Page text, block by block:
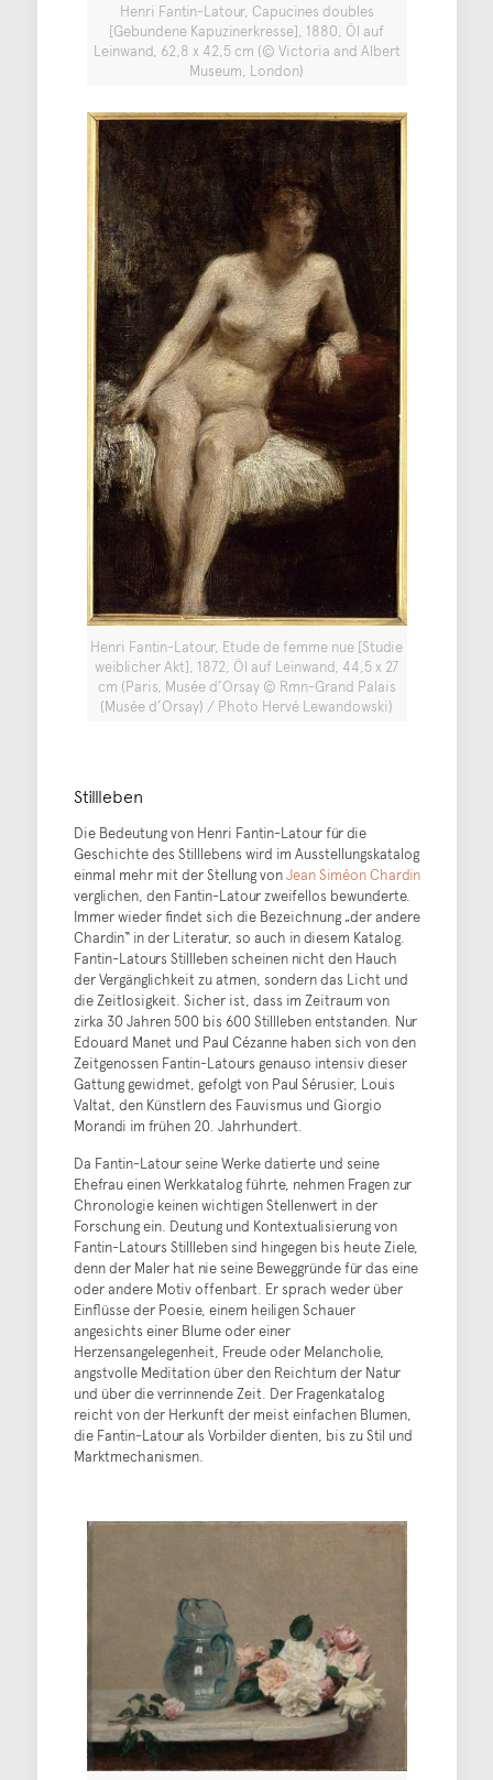
Henri Fantin-Latour, Capucines doubles
[Gebundene Kapuzinerkresse], 1880, Öl auf
Leinwand, 62,8 x 42,5 cm (© Victoria and Albert
Museum, London)
Henri Fantin-Latour, Etude de femme nue [Studie
weiblicher Akt], 1872, Öl auf Leinwand, 44,5 x 27
cm (Paris, Musée d’Orsay © Rmn-Grand Palais
(Musée d’Orsay) / Photo Hervé Lewandowski)
Stillleben
Die Bedeutung von Henri Fantin-Latour für die
Geschichte des Stilllebens wird im Ausstellungskatalog
einmal mehr mit der Stellung vonJean Siméon Chardin
verglichen, den Fantin-Latour zweifellos bewunderte.
Immer wieder findet sich die Bezeichnung „der andere
Chardin“ in der Literatur, so auch in diesem Katalog.
Fantin-Latours Stillleben scheinen nicht den Hauch
der Vergänglichkeit zu atmen, sondern das Licht und
die Zeitlosigkeit. Sicher ist, dass im Zeitraum von
zirka 30 Jahren 500 bis 600 Stillleben entstanden. Nur
Edouard Manet und Paul Cézanne haben sich von den
Zeitgenossen Fantin-Latours genauso intensiv dieser
Gattung gewidmet, gefolgt von Paul Sérusier, Louis
Valtat, den Künstlern des Fauvismus und Giorgio
Morandi im frühen 20. Jahrhundert.
Da Fantin-Latour seine Werke datierte und seine
Ehefrau einen Werkkatalog führte, nehmen Fragen zur
Chronologie keinen wichtigen Stellenwert in der
Forschung ein. Deutung und Kontextualisierung von
Fantin-Latours Stillleben sind hingegen bis heute Ziele,
denn der Maler hat nie seine Beweggründe für das eine
oder andere Motiv offenbart. Er sprach weder über
Einflüsse der Poesie, einem heiligen Schauer
angesichts einer Blume oder einer
Herzensangelegenheit, Freude oder Melancholie,
angstvolle Meditation über den Reichtum der Natur
und über die verrinnende Zeit. Der Fragenkatalog
reicht von der Herkunft der meist einfachen Blumen,
die Fantin-Latour als Vorbilder dienten, bis zu Stil und
Marktmechanismen.